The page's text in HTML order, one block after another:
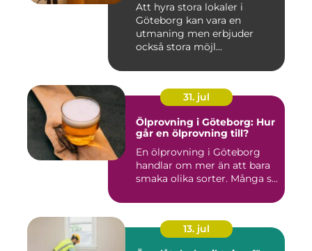
Att hyra stora lokaler i
Göteborg kan vara en
utmaning men erbjuder
också stora möjl...
31. jul
Ölprovning i Göteborg: Hur
går en ölprovning till?
En ölprovning i Göteborg
handlar om mer än att bara
smaka olika sorter. Många s...
13. jul